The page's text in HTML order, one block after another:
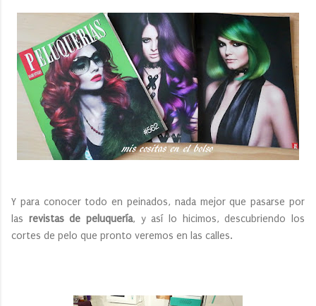
Y para conocer todo en peinados, nada mejor que pasarse por
las revistas de peluquería, y así lo hicimos, descubriendo los
cortes de pelo que pronto veremos en las calles.